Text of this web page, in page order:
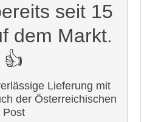
seit 15
dem Markt.
👍
Lieferung mit
der Österreichischen
Post